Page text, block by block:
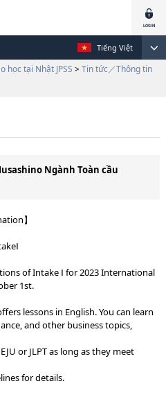
Tiếng Việt
học tại Nhật JPSS > Tin tức／Thông tin
Ngành Toàn cầu
】
of Intake Ⅰ for 2023 International
1st.
lessons in English. You can learn
and other business topics,
or JLPT as long as they meet
for details.